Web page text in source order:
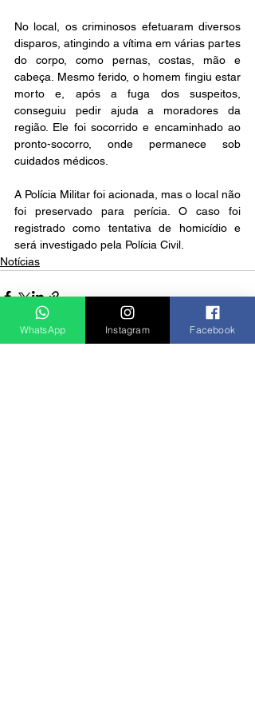
No local, os criminosos efetuaram diversos
disparos, atingindo a vítima em várias partes
do corpo, como pernas, costas, mão e
cabeça. Mesmo ferido, o homem fingiu estar
morto e, após a fuga dos suspeitos,
conseguiu pedir ajuda a moradores da
região. Ele foi socorrido e encaminhado ao
pronto-socorro, onde permanece sob
cuidados médicos.
A Polícia Militar foi acionada, mas o local não
foi preservado para perícia. O caso foi
registrado como tentativa de homicídio e
será investigado pela Polícia Civil.
Notícias
WhatsApp Instagram Facebook